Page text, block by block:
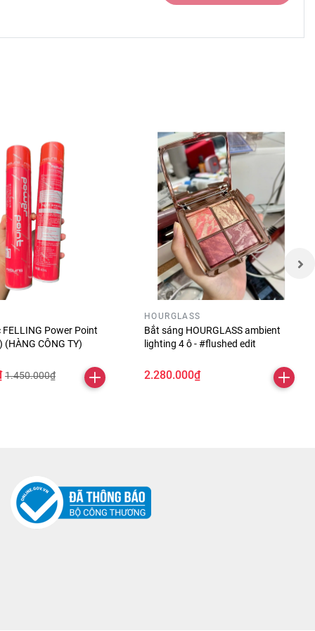
FELLING Power Point
CÔNG TY)
1.450.000₫
HOURGLASS
Bắt sáng HOURGLASS ambient
lighting 4 ô - #flushed edit
2.280.000₫